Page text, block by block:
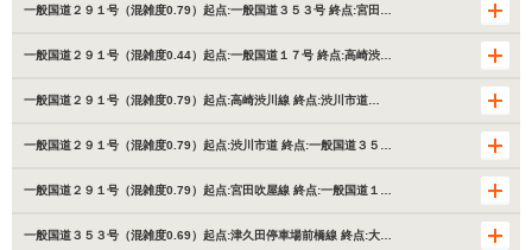
一般国道２９１号（混雑度0.79）起点:一般国道３５３号 終点:宮田…
一般国道２９１号（混雑度0.44）起点:一般国道１７号 終点:高崎渋…
一般国道２９１号（混雑度0.79）起点:高崎渋川線 終点:渋川市道…
一般国道２９１号（混雑度0.79）起点:渋川市道 終点:一般国道３５…
一般国道２９１号（混雑度0.79）起点:宮田吹屋線 終点:一般国道１…
一般国道３５３号（混雑度0.69）起点:津久田停車場前橋線 終点:大…